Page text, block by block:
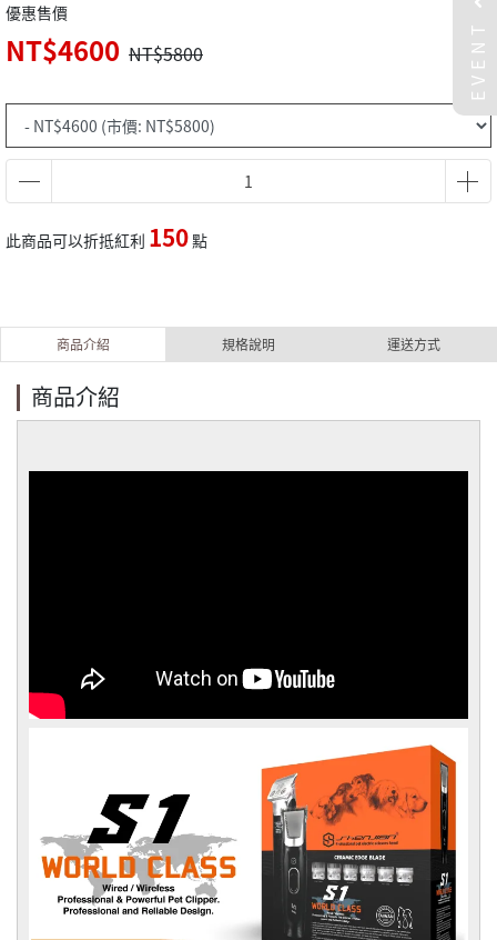
優惠售價
NT$4600 NT$5800
此商品可以折抵紅利 150點
商品介紹 規格說明 運送方式
商品介紹
EVENT